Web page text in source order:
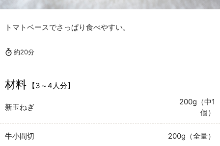
トマトベースでさっぱり食べやすい。
約20分
材料 【3～4人分】
新玉ねぎ
200g（中1
個）
牛小間切 200g（全量）